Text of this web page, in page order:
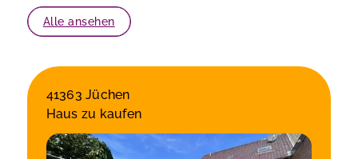
Alle ansehen
41363 Jüchen
Haus zu kaufen